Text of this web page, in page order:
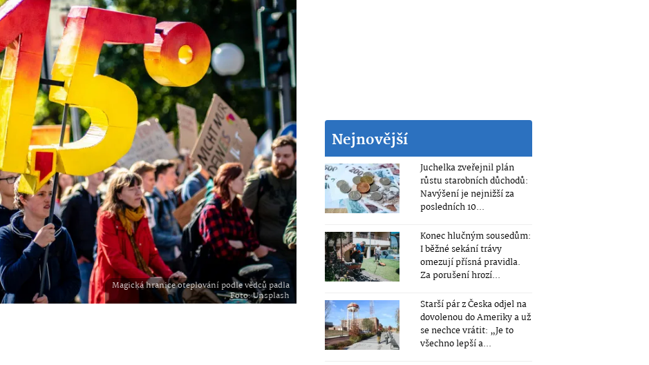
Magická hranice oteplování podle vědců padla
Foto: Unsplash
Nejnovější
Juchelka zveřejnil plán
růstu starobních důchodů:
Navýšení je nejnižší za
posledních 10...
Konec hlučným sousedům:
I běžné sekání trávy
omezují přísná pravidla.
Za porušení hrozí...
Starší pár z Česka odjel na
dovolenou do Ameriky a už
se nechce vrátit: „Je to
všechno lepší a...